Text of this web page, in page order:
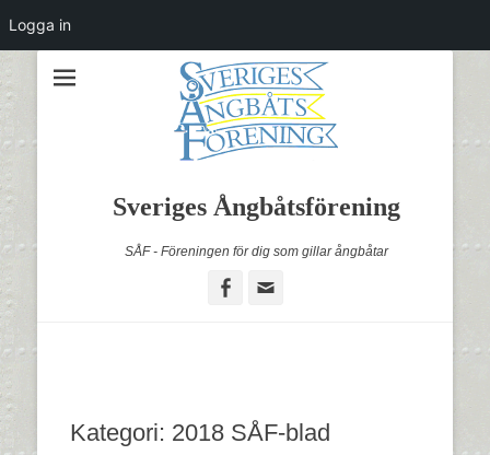
Sveriges Ångbåtsförening
SÅF - Föreningen för dig som gillar ångbåtar
Facebook
Kategori: 2018 SÅF-blad
Logga in